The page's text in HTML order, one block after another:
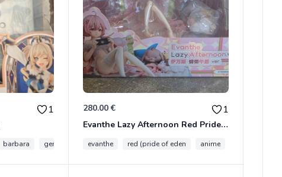
1
barbara genshin impact
280.00 € 1
Evanthe Lazy Afternoon Red Pride of Eden
evanthe red (pride of eden anime